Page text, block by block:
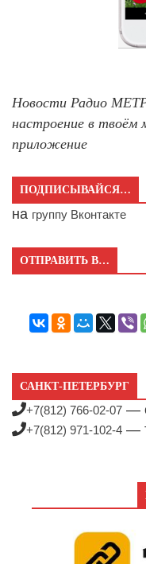
Новости Радио
настроение в твоём
приложение
ПОДПИСЫВАЙСЯ…
на группу Вконтакте
ОТПРАВИТЬ В…
САНКТ-ПЕТЕРБУРГ
+7(812) 766-02-07 —
+7(812) 971-102-4 —